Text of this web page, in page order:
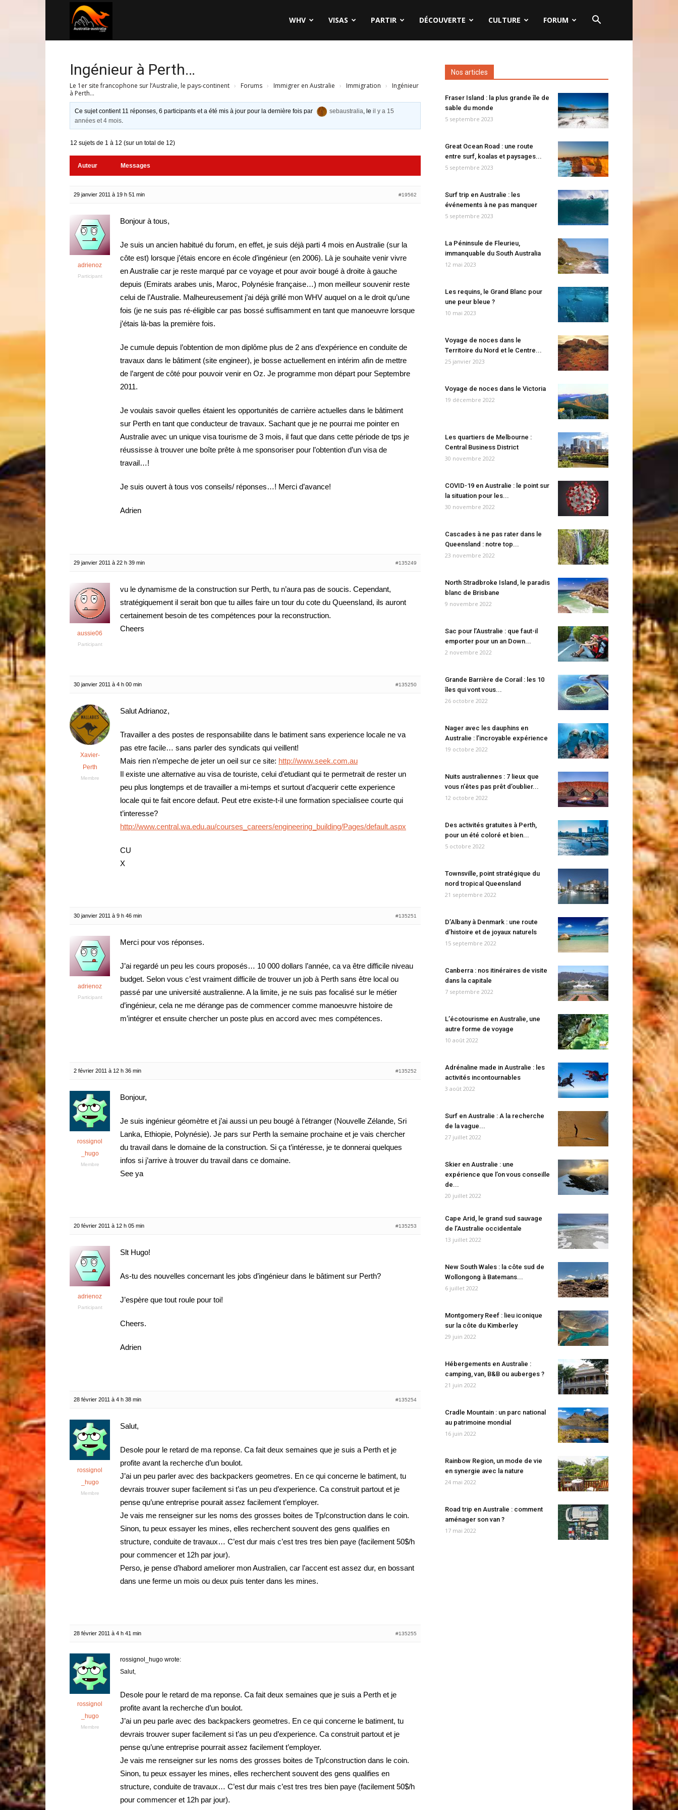
WHV VISAS PARTIR DÉCOUVERTE CULTURE FORUM
Ingénieur à Perth…
Le 1er site francophone sur l’Australie, le pays-continent › Forums › Immigrer en Australie › Immigration ›
Ingénieur
à Perth…
Ce sujet contient 11 réponses, 6 participants et a été mis à jour pour la dernière fois par sebaustralia, leil y a 15
années et 4 mois.
12 sujets de 1 à 12 (sur un total de 12)
Auteur Messages
29 janvier 2011 à 19 h 51 min #19562
adrienoz
Participant
Bonjour à tous,
Je suis un ancien habitué du forum, en effet, je suis déjà parti 4 mois en Australie (sur la
côte est) lorsque j’étais encore en école d’ingénieur (en 2006). Là je souhaite venir vivre
en Australie car je reste marqué par ce voyage et pour avoir bougé à droite à gauche
depuis (Emirats arabes unis, Maroc, Polynésie française…) mon meilleur souvenir reste
celui de l’Australie. Malheureusement j’ai déjà grillé mon WHV auquel on a le droit qu’une
fois (je ne suis pas ré-éligible car pas bossé suffisamment en tant que manoeuvre lorsque
j’étais là-bas la première fois.
Je cumule depuis l’obtention de mon diplôme plus de 2 ans d’expérience en conduite de
travaux dans le bâtiment (site engineer), je bosse actuellement en intérim afin de mettre
de l’argent de côté pour pouvoir venir en Oz. Je programme mon départ pour Septembre
2011.
Je voulais savoir quelles étaient les opportunités de carrière actuelles dans le bâtiment
sur Perth en tant que conducteur de travaux. Sachant que je ne pourrai me pointer en
Australie avec un unique visa tourisme de 3 mois, il faut que dans cette période de tps je
réussisse à trouver une boîte prête à me sponsoriser pour l’obtention d’un visa de
travail…!
Je suis ouvert à tous vos conseils/ réponses…! Merci d’avance!
Adrien
29 janvier 2011 à 22 h 39 min #135249
aussie06
Participant
vu le dynamisme de la construction sur Perth, tu n’aura pas de soucis. Cependant,
stratégiquement il serait bon que tu ailles faire un tour du cote du Queensland, ils auront
certainement besoin de tes compétences pour la reconstruction.
Cheers
30 janvier 2011 à 4 h 00 min #135250
Xavier-
Perth
Membre
Salut Adrianoz,
Travailler a des postes de responsabilite dans le batiment sans experience locale ne va
pas etre facile… sans parler des syndicats qui veillent!
Mais rien n’empeche de jeter un oeil sur ce site: http://www.seek.com.au
Il existe une alternative au visa de touriste, celui d’etudiant qui te permetrait de rester un
peu plus longtemps et de travailler a mi-temps et surtout d’acquerir cette experience
locale qui te fait encore defaut. Peut etre existe-t-il une formation specialisee courte qui
t’interesse?
http://www.central.wa.edu.au/courses_careers/engineering_building/Pages/default.aspx
CU
X
30 janvier 2011 à 9 h 46 min #135251
adrienoz
Participant
Merci pour vos réponses.
J’ai regardé un peu les cours proposés… 10 000 dollars l’année, ca va être difficile niveau
budget. Selon vous c’est vraiment difficile de trouver un job à Perth sans être local ou
passé par une université australienne. A la limite, je ne suis pas focalisé sur le métier
d’ingénieur, cela ne me dérange pas de commencer comme manoeuvre histoire de
m’intégrer et ensuite chercher un poste plus en accord avec mes compétences.
2 février 2011 à 12 h 36 min #135252
rossignol
_hugo
Membre
Bonjour,
Je suis ingénieur géomètre et j’ai aussi un peu bougé à l’étranger (Nouvelle Zélande, Sri
Lanka, Ethiopie, Polynésie). Je pars sur Perth la semaine prochaine et je vais chercher
du travail dans le domaine de la construction. Si ça t’intéresse, je te donnerai quelques
infos si j’arrive à trouver du travail dans ce domaine.
See ya
20 février 2011 à 12 h 05 min #135253
adrienoz
Participant
Slt Hugo!
As-tu des nouvelles concernant les jobs d’ingénieur dans le bâtiment sur Perth?
J’espère que tout roule pour toi!
Cheers.
Adrien
28 février 2011 à 4 h 38 min #135254
rossignol
_hugo
Membre
Salut,
Desole pour le retard de ma reponse. Ca fait deux semaines que je suis a Perth et je
profite avant la recherche d’un boulot.
J’ai un peu parler avec des backpackers geometres. En ce qui concerne le batiment, tu
devrais trouver super facilement si t’as un peu d’experience. Ca construit partout et je
pense qu’une entreprise pourait assez facilement t’employer.
Je vais me renseigner sur les noms des grosses boites de Tp/construction dans le coin.
Sinon, tu peux essayer les mines, elles recherchent souvent des gens qualifies en
structure, conduite de travaux… C’est dur mais c’est tres tres bien paye (facilement 50$/h
pour commencer et 12h par jour).
Perso, je pense d’habord ameliorer mon Australien, car l’accent est assez dur, en bossant
dans une ferme un mois ou deux puis tenter dans les mines.
28 février 2011 à 4 h 41 min #135255
rossignol
_hugo
Membre
rossignol_hugo wrote:
Salut,
Desole pour le retard de ma reponse. Ca fait deux semaines que je suis a Perth et je
profite avant la recherche d’un boulot.
J’ai un peu parle avec des backpackers geometres. En ce qui concerne le batiment, tu
devrais trouver super facilement si t’as un peu d’experience. Ca construit partout et je
pense qu’une entreprise pourrait assez facilement t’employer.
Je vais me renseigner sur les noms des grosses boites de Tp/construction dans le coin.
Sinon, tu peux essayer les mines, elles recherchent souvent des gens qualifies en
structure, conduite de travaux… C’est dur mais c’est tres tres bien paye (facilement 50$/h
pour commencer et 12h par jour).
Nos articles
Fraser Island : la plus grande île de
sable du monde
5 septembre 2023
Great Ocean Road : une route
entre surf, koalas et paysages...
5 septembre 2023
Surf trip en Australie : les
événements à ne pas manquer
5 septembre 2023
La Péninsule de Fleurieu,
immanquable du South Australia
12 mai 2023
Les requins, le Grand Blanc pour
une peur bleue ?
10 mai 2023
Voyage de noces dans le
Territoire du Nord et le Centre...
25 janvier 2023
Voyage de noces dans le Victoria
19 décembre 2022
Les quartiers de Melbourne :
Central Business District
30 novembre 2022
COVID-19 en Australie : le point sur
la situation pour les...
30 novembre 2022
Cascades à ne pas rater dans le
Queensland : notre top...
23 novembre 2022
North Stradbroke Island, le paradis
blanc de Brisbane
9 novembre 2022
Sac pour l’Australie : que faut-il
emporter pour un an Down...
2 novembre 2022
Grande Barrière de Corail : les 10
îles qui vont vous...
26 octobre 2022
Nager avec les dauphins en
Australie : l’incroyable expérience
19 octobre 2022
Nuits australiennes : 7 lieux que
vous n’êtes pas prêt d’oublier...
12 octobre 2022
Des activités gratuites à Perth,
pour un été coloré et bien...
5 octobre 2022
Townsville, point stratégique du
nord tropical Queensland
21 septembre 2022
D’Albany à Denmark : une route
d’histoire et de joyaux naturels
15 septembre 2022
Canberra : nos itinéraires de visite
dans la capitale
7 septembre 2022
L’écotourisme en Australie, une
autre forme de voyage
10 août 2022
Adrénaline made in Australie : les
activités incontournables
3 août 2022
Surf en Australie : A la recherche
de la vague...
27 juillet 2022
Skier en Australie : une
expérience que l’on vous conseille
de...
20 juillet 2022
Cape Arid, le grand sud sauvage
de l’Australie occidentale
13 juillet 2022
New South Wales : la côte sud de
Wollongong à Batemans...
6 juillet 2022
Montgomery Reef : lieu iconique
sur la côte du Kimberley
29 juin 2022
Hébergements en Australie :
camping, van, B&B ou auberges ?
21 juin 2022
Cradle Mountain : un parc national
au patrimoine mondial
16 juin 2022
Rainbow Region, un mode de vie
en synergie avec la nature
24 mai 2022
Road trip en Australie : comment
aménager son van ?
17 mai 2022